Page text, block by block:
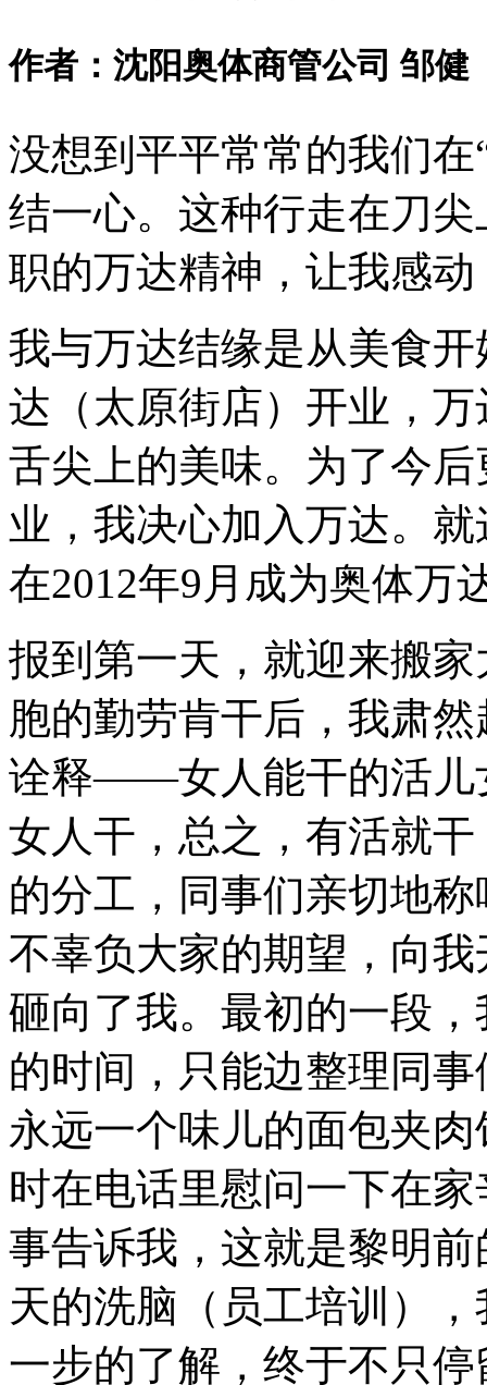
作者：沈阳奥体商管公司 邹健
没想到平平常常的我们在
结一心。这种行走在刀
职的万达精神，让我感
我与万达结缘是从美食
达（太原街店）开业，
舌尖上的美味。为了今
业，我决心加入万达。
在2012年9月成为奥体万
报到第一天，就迎来搬
胞的勤劳肯干后，我肃
诠释——女人能干的活儿
女人干，总之，有活就
的分工，同事们亲切地
不辜负大家的期望，向
砸向了我。最初的一段
的时间，只能边整理同
永远一个味儿的面包夹
时在电话里慰问一下在
事告诉我，这就是黎明
天的洗脑（员工培训）
一步的了解，终于不只